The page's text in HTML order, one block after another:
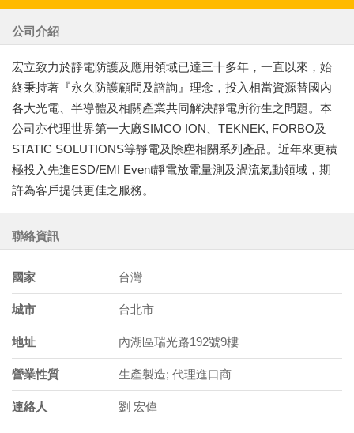
公司介紹
宏立致力於靜電防護及應用領域已達三十多年，一直以來，始
終秉持著『永久防護顧問及諮詢』理念，投入相當資源替國內
各大光電、半導體及相關產業共同解決靜電所衍生之問題。本
公司亦代理世界第一大廠SIMCO ION、TEKNEK, FORBO及
STATIC SOLUTIONS等靜電及除塵相關系列產品。近年來更積
極投入先進ESD/EMI Event靜電放電量測及渦流氣動領域，期
許為客戶提供更佳之服務。
聯絡資訊
國家 台灣
城市 台北市
地址 內湖區瑞光路192號9樓
營業性質 生產製造; 代理進口商
連絡人 劉 宏偉